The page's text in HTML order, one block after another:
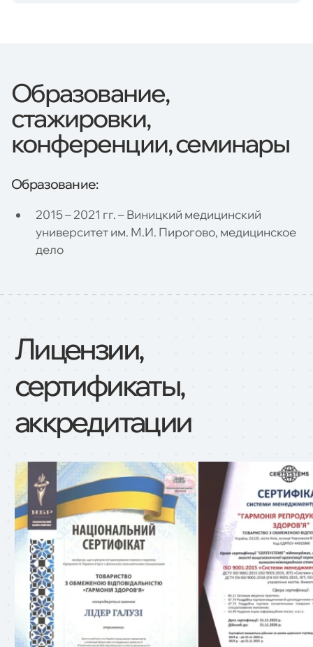
Образование,
стажировки,
конференции, семинары
Образование:
2015 – 2021 гг. – Виницкий медицинский
университет им. М.И. Пирогово, медицинское
дело
Лицензии,
сертификаты,
аккредитации